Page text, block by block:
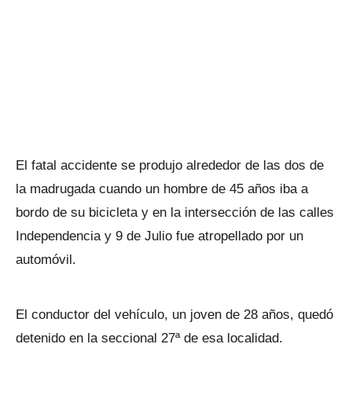
El fatal accidente se produjo alrededor de las dos de
la madrugada cuando un hombre de 45 años iba a
bordo de su bicicleta y en la intersección de las calles
Independencia y 9 de Julio fue atropellado por un
automóvil.
El conductor del vehículo, un joven de 28 años, quedó
detenido en la seccional 27ª de esa localidad.